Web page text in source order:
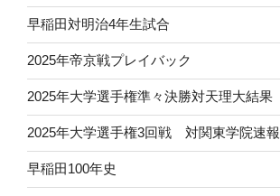
早稲田対明治4年生試合
2025年帝京戦プレイバック
2025年大学選手権準々決勝対天理大結果
2025年大学選手権3回戦 対関東学院速報
早稲田100年史